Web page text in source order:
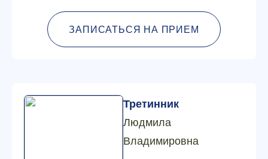
ЗАПИСАТЬСЯ НА ПРИЕМ
Третинник
Людмила
Владимировна